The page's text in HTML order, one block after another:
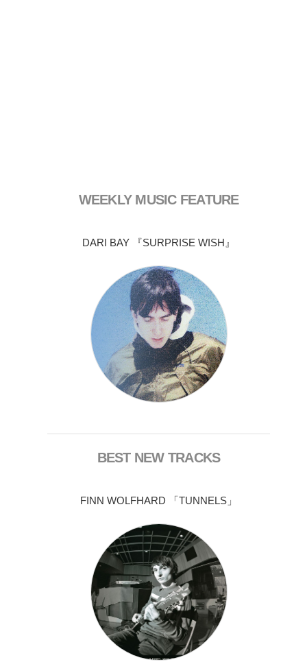
WEEKLY MUSIC FEATURE
DARI BAY 『SURPRISE WISH』
BEST NEW TRACKS
FINN WOLFHARD 「TUNNELS」